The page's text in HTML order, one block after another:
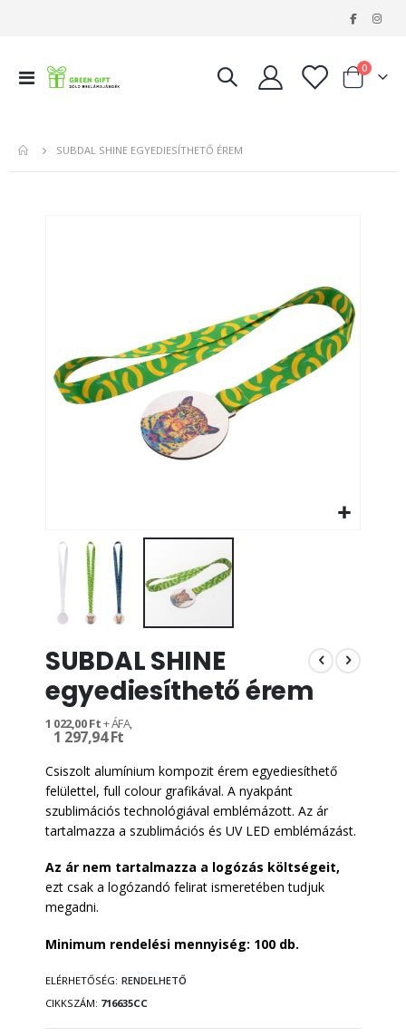
Navigáció
Kosár
0tételeket
SUBDAL SHINE EGYEDIESÍTHETŐ ÉREM
a
képgaléria
elejére
SUBDAL SHINE
egyediesíthető érem
1 297,94 Ft
1 022,00 Ft
Csiszolt alumínium kompozit érem egyediesíthető
felülettel, full colour grafikával. A nyakpánt
szublimációs technológiával emblémázott. Az ár
tartalmazza a szublimációs és UV LED emblémázást.
Az ár nem tartalmazza a logózás költségeit,
ezt csak a logózandó felirat ismeretében tudjuk
megadni.
Minimum rendelési mennyiség: 100 db.
ELÉRHETŐSÉG: RENDELHETŐ
CIKKSZÁM 716635CC